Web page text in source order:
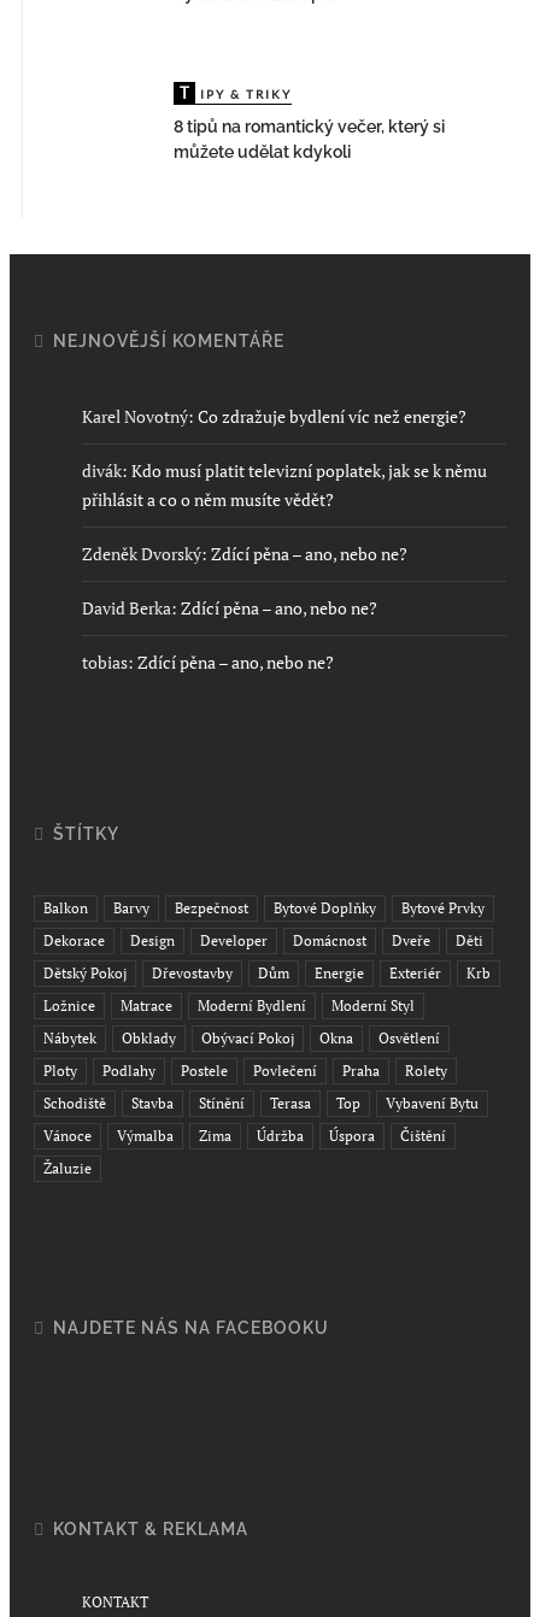
T IPY & TRIKY
8 tipů na romantický večer, který si
můžete udělat kdykoli
NEJNOVĚJŠÍ KOMENTÁŘE
Karel Novotný: Co zdražuje bydlení víc než energie?
divák: Kdo musí platit televizní poplatek, jak se k němu
přihlásit a co o něm musíte vědět?
Zdeněk Dvorský: Zdící pěna – ano, nebo ne?
David Berka: Zdící pěna – ano, nebo ne?
tobias: Zdící pěna – ano, nebo ne?
ŠTÍTKY
Balkon Barvy Bezpečnost Bytové Doplňky
Bytové Prvky
Dekorace
Design Developer Domácnost Dveře
Děti
Dětský Pokoj
Dřevostavby Dům Energie Exteriér
Krb
Ložnice
Matrace Moderní Bydlení
Moderní Styl
Nábytek
Obklady Obývací Pokoj Okna
Osvětlení
Ploty
Podlahy Postele Povlečení Praha
Rolety
Schodiště
Stavba Stínění Terasa Top
Vybavení Bytu
Vánoce
Výmalba Zima Údržba Úspora
Čištění
Žaluzie
NAJDETE NÁS NA FACEBOOKU
KONTAKT & REKLAMA
KONTAKT